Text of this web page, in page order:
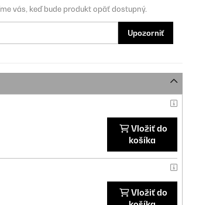
vás, keď bude produkt opäť dostupný.
Upozorniť
Vložiť do
košíka
Vložiť do